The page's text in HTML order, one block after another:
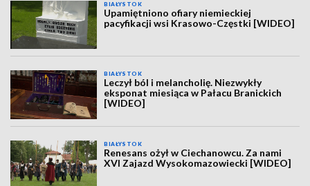
BIAŁYSTOK
Upamiętniono ofiary niemieckiej
pacyfikacji wsi Krasowo-Częstki [WIDEO]
BIAŁYSTOK
Leczył ból i melancholię. Niezwykły
eksponat miesiąca w Pałacu Branickich
[WIDEO]
BIAŁYSTOK
Renesans ożył w Ciechanowcu. Za nami
XVI Zajazd Wysokomazowiecki [WIDEO]